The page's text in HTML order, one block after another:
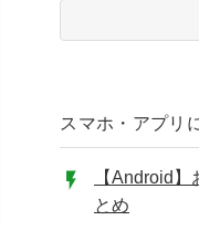
スマホ・アプリ
【Android
とめ